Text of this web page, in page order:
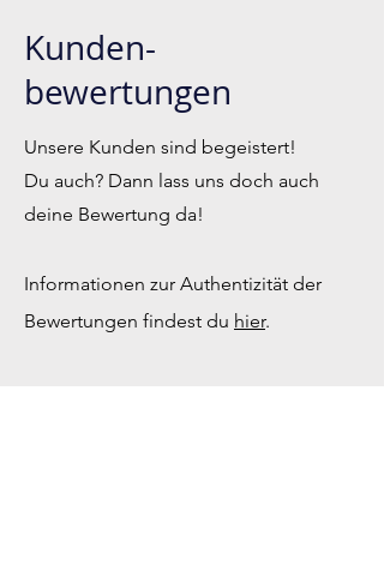
Kunden-
bewertungen
Unsere Kunden sind begeistert!
Du auch? Dann lass uns doch auch
deine Bewertung da!
Informationen zur Authentizität der
Bewertungen findest du hier.